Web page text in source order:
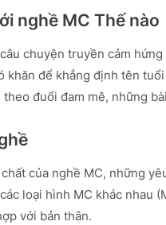
nghề MC Thế nào
chuyện truyền cảm
khăn để khẳng định tên
đuổi đam mê, những
của nghề MC, những
loại hình MC khác nhau
với bản thân.